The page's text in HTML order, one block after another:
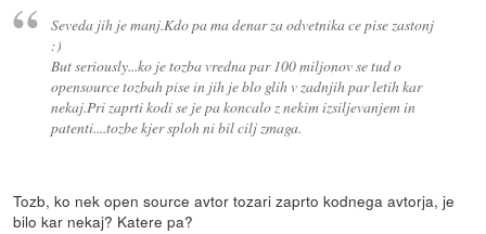
Seveda jih je manj.Kdo pa ma denar za odvetnika ce pise zastonj
:)
But seriously...ko je tozba vredna par 100 miljonov se tud o
opensource tozbah pise in jih je blo glih v zadnjih par letih kar
nekaj.Pri zaprti kodi se je pa koncalo z nekim izsiljevanjem in
patenti....tozbe kjer sploh ni bil cilj zmaga.
Tozb, ko nek open source avtor tozari zaprto kodnega avtorja, je
bilo kar nekaj? Katere pa?